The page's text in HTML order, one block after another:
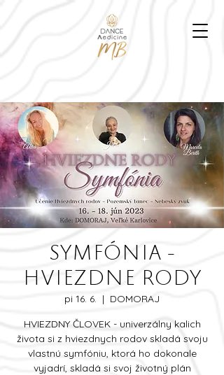
SYMFÓNIA -
HVIEZDNE RODY
pi 16. 6.
  |
DOMORAJ
HVIEZDNY ČLOVEK - univerzálny kalich
života si z hviezdnych rodov skladá svoju
vlastnú symfóniu, ktorá ho dokonale
vyjadrí, skladá si svoj životný plán